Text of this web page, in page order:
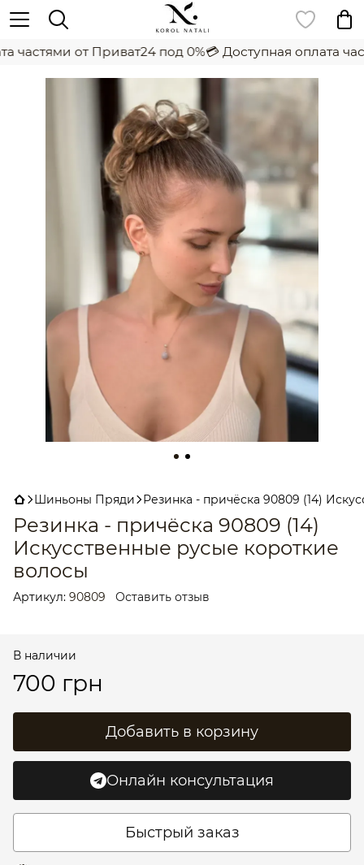
частями от Приват24 под 0%💳 Доступная оплата
Шиньоны Пряди Резинка - причёска 90809 (14)
Резинка - причёска 90809 (14)
Искусственные русые короткие
волосы
Артикул: 90809 Оставить отзыв
В наличии
700 грн
Добавить в корзину
Онлайн консультация
Быстрый заказ